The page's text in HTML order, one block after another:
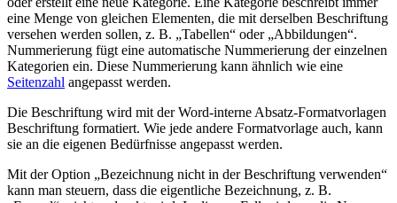
eine Menge von gleichen Elementen, die mit derselben Beschriftung
versehen werden sollen, z. B. „Tabellen“ oder „Abbildungen“.
Nummerierung fügt eine automatische Nummerierung der einzelnen
Kategorien ein. Diese Nummerierung kann ähnlich wie eine
Seitenzahl angepasst werden.
Die Beschriftung wird mit der Word-interne Absatz-Formatvorlagen
Beschriftung formatiert. Wie jede andere Formatvorlage auch, kann
sie an die eigenen Bedürfnisse angepasst werden.
Mit der Option „Bezeichnung nicht in der Beschriftung verwenden“
kann man steuern, dass die eigentliche Bezeichnung, z. B.